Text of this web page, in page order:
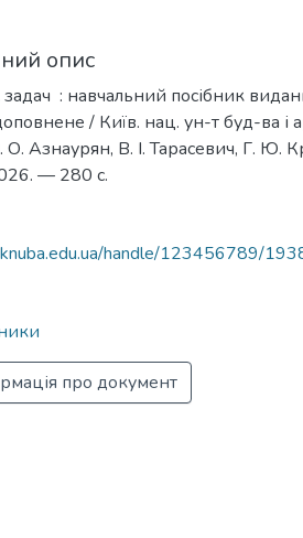
опис
: навчальний посібник
/ Київ. нац. ун-т буд-ва і
О. Азнаурян, В. І. Тарасевич, Г. Ю.
— 280 с.
handle/123456789/
про документ